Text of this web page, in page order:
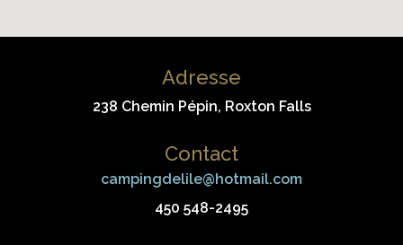
Adresse
238 Chemin Pépin, Roxton Falls
Contact
campingdelile@hotmail.com
450 548-2495